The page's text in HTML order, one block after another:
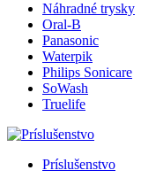
Náhradné trysky
Oral-B
Panasonic
Waterpik
Philips Sonicare
SoWash
Truelife
Príslušenstvo